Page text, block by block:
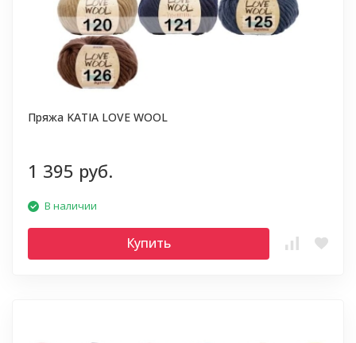
Пряжа KATIA LOVE WOOL
1 395 руб.
В наличии
Купить